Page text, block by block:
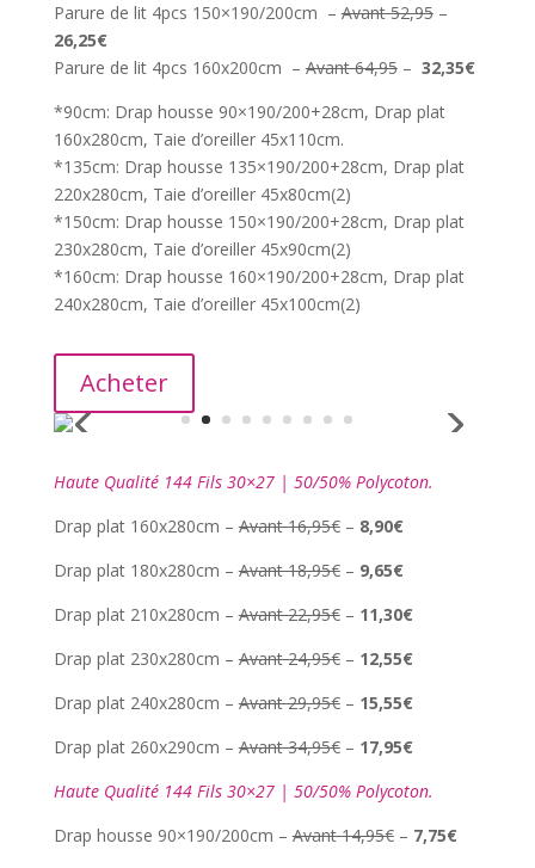
Parure de lit 4pcs 150×190/200cm –Avant 52,95–
26,25€
Parure de lit 4pcs 160x200cm –Avant 64,95– 32,35€
*90cm: Drap housse 90×190/200+28cm, Drap plat
160x280cm, Taie d’oreiller 45x110cm.
*135cm: Drap housse 135×190/200+28cm, Drap plat
220x280cm, Taie d’oreiller 45x80cm(2)
*150cm: Drap housse 150×190/200+28cm, Drap plat
230x280cm, Taie d’oreiller 45x90cm(2)
*160cm: Drap housse 160×190/200+28cm, Drap plat
240x280cm, Taie d’oreiller 45x100cm(2)
Acheter
Haute Qualité 144 Fils 30×27 | 50/50% Polycoton.
Drap plat 160x280cm –Avant 16,95€– 8,90€
Drap plat 180x280cm –Avant 18,95€– 9,65€
Drap plat 210x280cm –Avant 22,95€– 11,30€
Drap plat 230x280cm –Avant 24,95€– 12,55€
Drap plat 240x280cm –Avant 29,95€– 15,55€
Drap plat 260x290cm –Avant 34,95€– 17,95€
Haute Qualité 144 Fils 30×27 | 50/50% Polycoton.
Drap housse 90×190/200cm –Avant 14,95€– 7,75€